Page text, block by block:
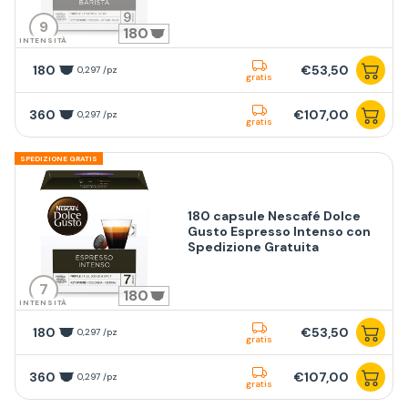
9
INTENSITÀ 180
180 0,297 /pz
gratis €53,50
360 0,297 /pz
gratis €107,00
SPEDIZIONE GRATIS
7
INTENSITÀ 180
180 capsule Nescafé Dolce
Gusto Espresso Intenso con
Spedizione Gratuita
180 0,297 /pz
gratis €53,50
360 0,297 /pz
gratis €107,00